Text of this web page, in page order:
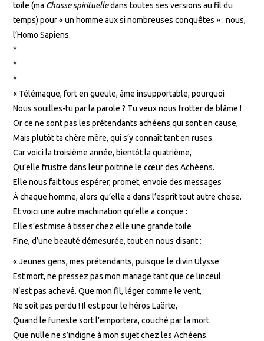
toile (ma Chasse spirituelledans toutes ses versions au fil du
temps) pour « un homme aux si nombreuses conquêtes » : nous,
l’Homo Sapiens.
*
*
*
« Télémaque, fort en gueule, âme insupportable, pourquoi
Nous souilles-tu par la parole ? Tu veux nous frotter de blâme !
Or ce ne sont pas les prétendants achéens qui sont en cause,
Mais plutôt ta chère mère, qui s’y connaît tant en ruses.
Car voici la troisième année, bientôt la quatrième,
Qu’elle frustre dans leur poitrine le cœur des Achéens.
Elle nous fait tous espérer, promet, envoie des messages
À chaque homme, alors qu’elle a dans l’esprit tout autre chose.
Et voici une autre machination qu’elle a conçue :
Elle s’est mise à tisser chez elle une grande toile
Fine, d’une beauté démesurée, tout en nous disant :
« Jeunes gens, mes prétendants, puisque le divin Ulysse
Est mort, ne pressez pas mon mariage tant que ce linceul
N’est pas achevé. Que mon fil, léger comme le vent,
Ne soit pas perdu ! Il est pour le héros Laërte,
Quand le funeste sort l’emportera, couché par la mort.
Que nulle ne s’indigne à mon sujet chez les Achéens.